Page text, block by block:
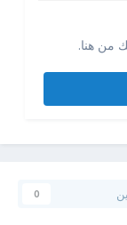
من هنا.
0